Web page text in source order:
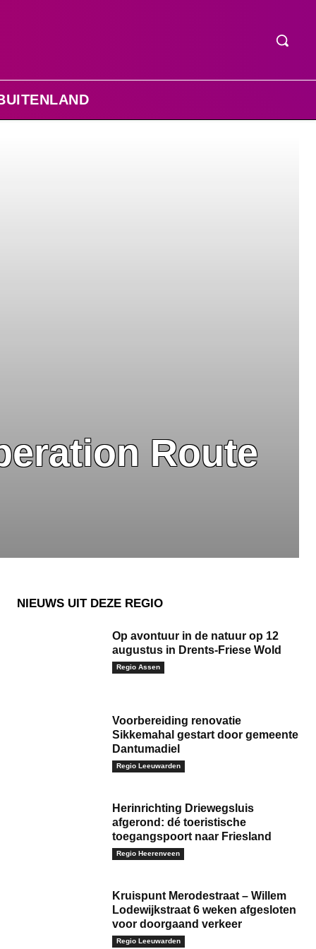
Route
NIEUWS UIT DEZE REGIO
Op avontuur in de natuur op 12
augustus in Drents-Friese Wold
Regio Assen
Voorbereiding renovatie
Sikkemahal gestart door gemeente
Dantumadiel
Regio Leeuwarden
Herinrichting Driewegsluis
afgerond: dé toeristische
toegangspoort naar Friesland
Regio Heerenveen
Kruispunt Merodestraat – Willem
Lodewijkstraat 6 weken afgesloten
voor doorgaand verkeer
Regio Leeuwarden